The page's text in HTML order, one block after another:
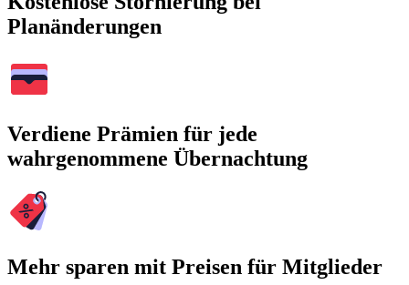
Planänderungen
Verdiene Prämien für jede
wahrgenommene Übernachtung
Mehr sparen mit Preisen für Mitglieder